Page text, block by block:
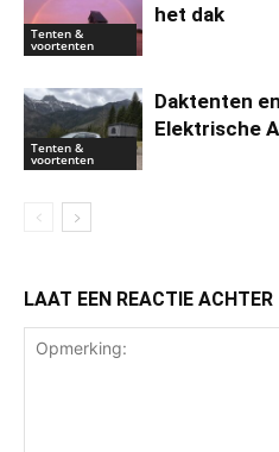
Tenten &
voortenten
het dak
Tenten &
voortenten
Daktenten
Elektrische
LAAT EEN REACTIE ACHTER